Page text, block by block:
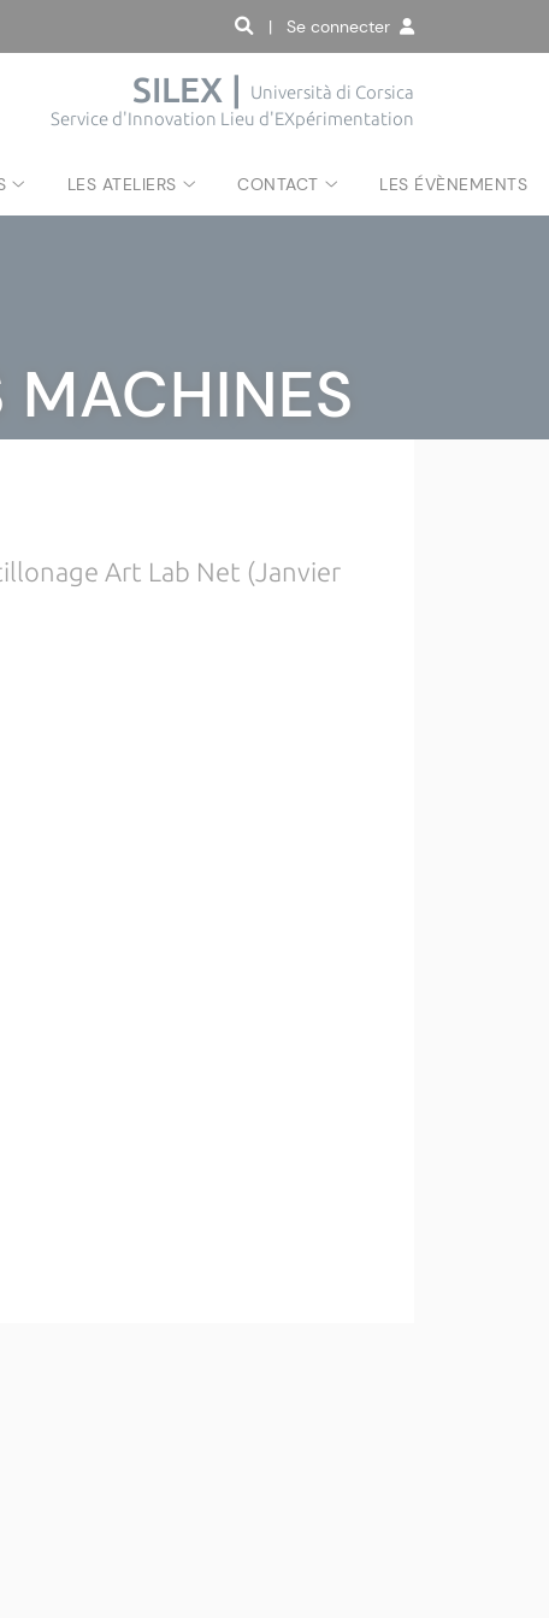
| Se connecter
SILEX |
Università di Corsica
Service d'Innovation Lieu d'EXpérimentation
LES ATELIERS CONTACT LES ÉVÈNEMENTS
MACHINES
Art Lab Net (Janvier